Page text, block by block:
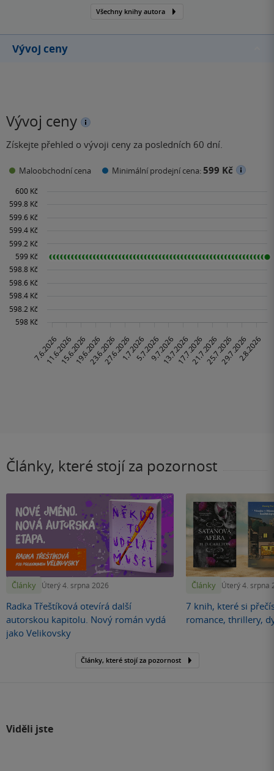
Všechny knihy autora
Vývoj ceny
Vývoj ceny
Získejte přehled o vývoji ceny za posledních 60 dní.
Maloobchodní cena Minimální prodejní cena:599 Kč
Články, které stojí za pozornost
Články Úterý 4. srpna 2026
Radka Třeštíková otevírá další
autorskou kapitolu. Nový román vydá
jako Velikovsky
Články Úterý 4. srpna
7 knih, které si
romance, thrillery,
Články, které stojí za pozornost
Viděli jste